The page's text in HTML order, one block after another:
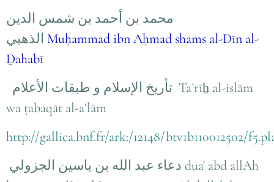
محمد بن أحمد بن شمس الدين
الذهبي Muḥammad ibn Aḥmad shams al-Dīn al-
Ḏahabī
تأريخ الإسلام و طبقات الأعلام Taʾrīẖ al-islām
wa ṭabaqāt al-aʿlām
http://gallica.bnf.fr/ark:/12148/btv1b110012502/